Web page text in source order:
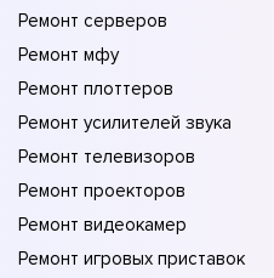
Ремонт серверов
Ремонт мфу
Ремонт плоттеров
Ремонт усилителей звука
Ремонт телевизоров
Ремонт проекторов
Ремонт видеокамер
Ремонт игровых приставок